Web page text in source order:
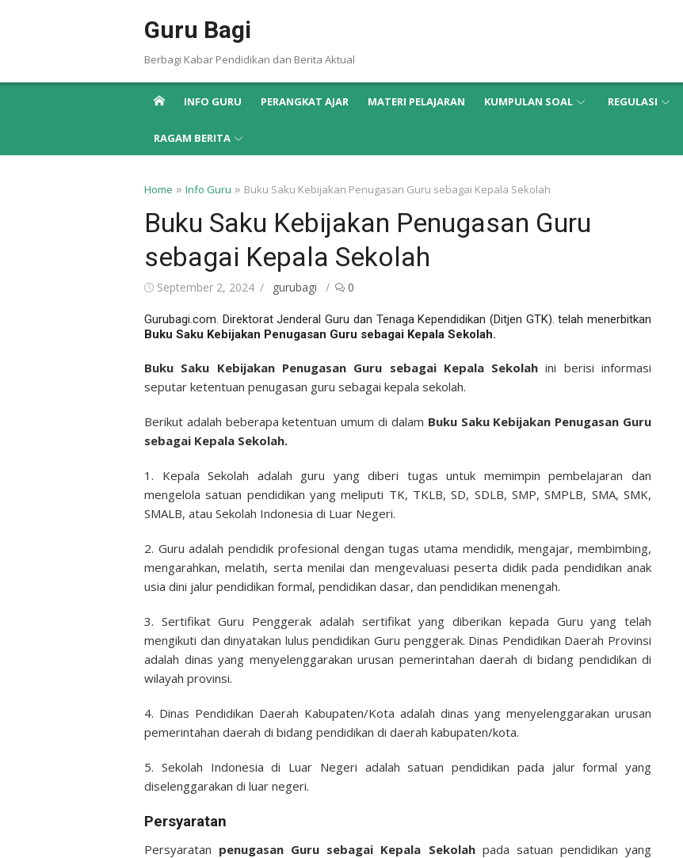
Guru Bagi
Berbagi Kabar Pendidikan dan Berita Aktual
INFO GURU PERANGKAT AJAR MATERI PELAJARAN KUMPULAN SOAL REGULASI
RAGAM BERITA
Home » Info Guru » Buku Saku Kebijakan Penugasan Guru sebagai Kepala Sekolah
Buku Saku Kebijakan Penugasan Guru
sebagai Kepala Sekolah
Posted
September 2, 2024 Author
gurubagi 0
Gurubagi.com. Direktorat Jenderal Guru dan Tenaga Kependidikan (Ditjen GTK). telah menerbitkan
Buku Saku Kebijakan Penugasan Guru sebagai Kepala Sekolah.
Buku Saku Kebijakan Penugasan Guru sebagai Kepala Sekolahini berisi informasi
seputar ketentuan penugasan guru sebagai kepala sekolah.
Berikut adalah beberapa ketentuan umum di dalam Buku Saku Kebijakan Penugasan Guru
sebagai Kepala Sekolah.
1. Kepala Sekolah adalah guru yang diberi tugas untuk memimpin pembelajaran dan
mengelola satuan pendidikan yang meliputi TK, TKLB, SD, SDLB, SMP, SMPLB, SMA, SMK,
SMALB, atau Sekolah Indonesia di Luar Negeri.
2. Guru adalah pendidik profesional dengan tugas utama mendidik, mengajar, membimbing,
mengarahkan, melatih, serta menilai dan mengevaluasi peserta didik pada pendidikan anak
usia dini jalur pendidikan formal, pendidikan dasar, dan pendidikan menengah.
3. Sertifikat Guru Penggerak adalah sertifikat yang diberikan kepada Guru yang telah
mengikuti dan dinyatakan lulus pendidikan Guru penggerak. Dinas Pendidikan Daerah Provinsi
adalah dinas yang menyelenggarakan urusan pemerintahan daerah di bidang pendidikan di
wilayah provinsi.
4. Dinas Pendidikan Daerah Kabupaten/Kota adalah dinas yang menyelenggarakan urusan
pemerintahan daerah di bidang pendidikan di daerah kabupaten/kota.
5. Sekolah Indonesia di Luar Negeri adalah satuan pendidikan pada jalur formal yang
diselenggarakan di luar negeri.
Persyaratan
Persyaratan penugasan Guru sebagai Kepala Sekolahpada satuan pendidikan yang